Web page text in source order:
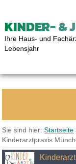
KINDER- &
Ihre Haus- und
Lebensjahr
Sie sind hier:Startseite
Kinderarztpraxis